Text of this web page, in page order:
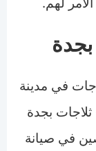
بجدة
في مدينة
بجدة
في صيانة